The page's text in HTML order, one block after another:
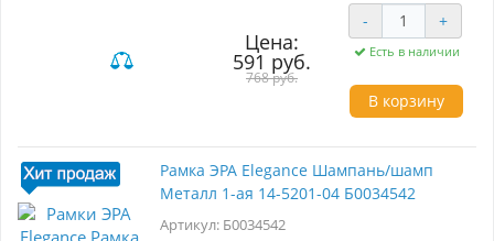
качественных материалов, что обеспечивает
долговечность и стильный внешний вид.
Стеклянная поверхность придаёт
элегантность и лёгкость, а 1-ая конструкция
позволяет удобно устанавливать один
элемент управления, например, выключатель
или розетку. Установка рамки проста и быстра,
самостоятельного монтажа. Цветовое
сочетание бронзы и антрацита гармонично
вписывается в различные стили, от
классического до минималистичного. Рамка
служит эстетическим акцентом в интерьере,
Цена:
591 руб.
768 руб.
- +
Есть в наличии
В корзину
Рамка ЭРА Elegance Шампань/шамп
Металл 1-ая 14-5201-04 Б0034542
Артикул: Б0034542